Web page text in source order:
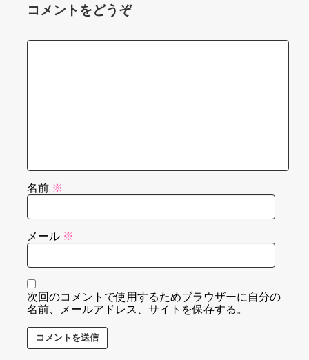
コメントをどうぞ
名前 ※
メール ※
次回のコメントで使用するためブラウザーに自分の
名前、メールアドレス、サイトを保存する。